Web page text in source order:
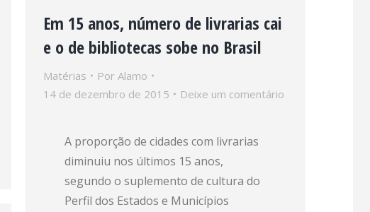
Em 15 anos, número de livrarias cai
e o de bibliotecas sobe no Brasil
Matérias Por Alamo
14 de dezembro de 2015
Deixe um comentário
A proporção de cidades com livrarias
diminuiu nos últimos 15 anos,
segundo o suplemento de cultura do
Perfil dos Estados e Municípios